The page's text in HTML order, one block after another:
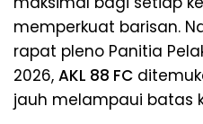
memperkuat barisan.
rapat pleno Panitia
2026, AKL 88 FC
jauh melampaui batas